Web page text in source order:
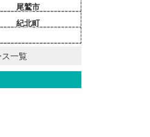
尾鷲市
紀北町
一覧